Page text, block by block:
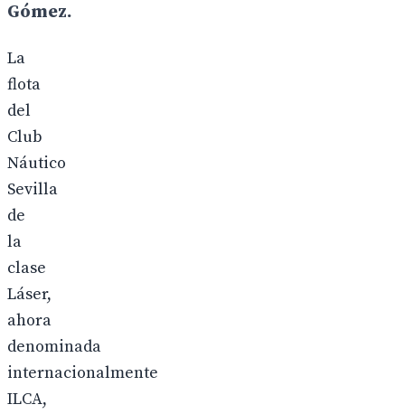
Gómez.
La
flota
del
Club
Náutico
Sevilla
de
la
clase
Láser,
ahora
denominada
internacionalmente
ILCA,